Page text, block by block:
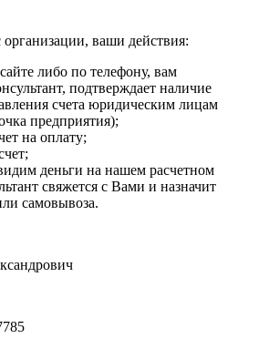
организации, ваши действия:
либо по телефону, вам
подтверждает наличие
счета юридическим лицам
предприятия);
на оплату;
деньги на нашем расчетном
свяжется с Вами и назначит
самовывоза.